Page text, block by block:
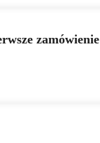
zamówienie